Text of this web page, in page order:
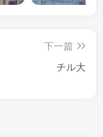
下一篇
チル大